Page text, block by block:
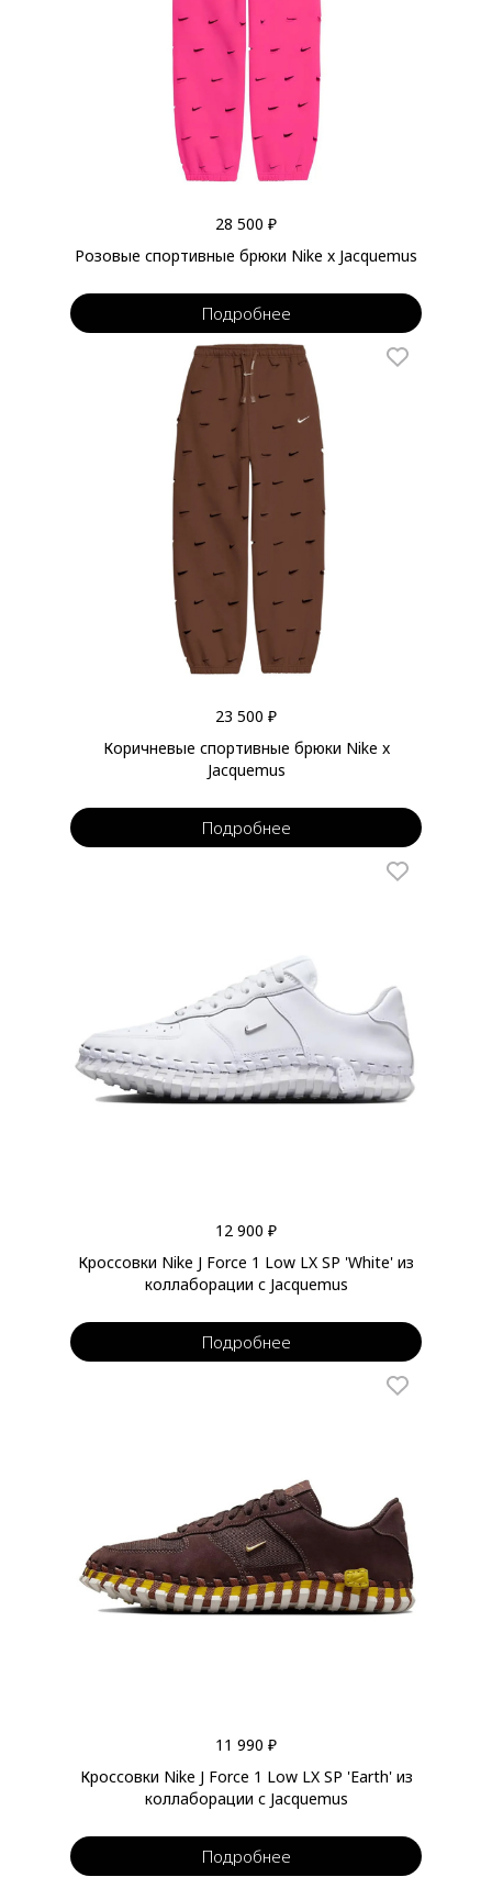
28 500 ₽
Розовые спортивные брюки Nike x Jacquemus
Подробнее
23 500 ₽
Коричневые спортивные брюки Nike x
Jacquemus
Подробнее
12 900 ₽
Кроссовки Nike J Force 1 Low LX SP 'White' из
коллаборации с Jacquemus
Подробнее
11 990 ₽
Кроссовки Nike J Force 1 Low LX SP 'Earth' из
коллаборации с Jacquemus
Подробнее